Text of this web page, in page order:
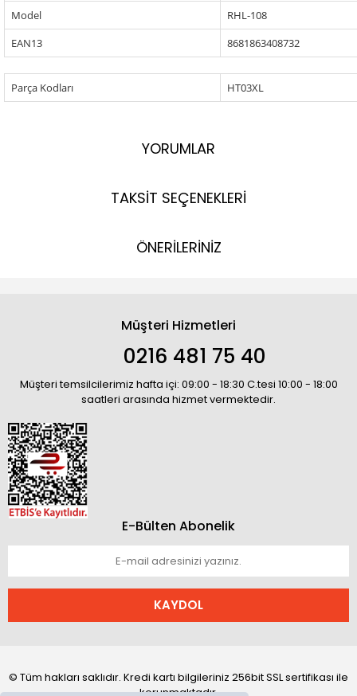
Model
RHL-108
EAN13
8681863408732
Parça Kodları HT03XL
YORUMLAR
TAKSİT SEÇENEKLERİ
ÖNERİLERİNİZ
Müşteri Hizmetleri
0216 481 75 40
Müşteri temsilcilerimiz hafta içi: 09:00 - 18:30 C.tesi 10:00 - 18:00
saatleri arasında hizmet vermektedir.
E-Bülten Abonelik
KAYDOL
© Tüm hakları saklıdır. Kredi kartı bilgileriniz 256bit SSL sertifikası ile
korunmaktadır.